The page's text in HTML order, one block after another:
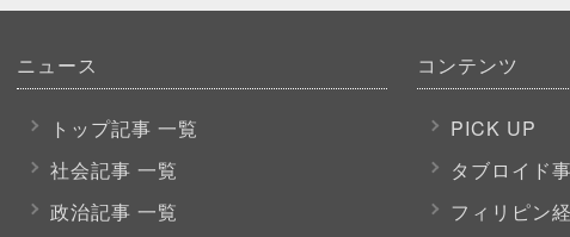
ニュース
トップ記事 一覧
社会記事 一覧
政治記事 一覧
コンテンツ
PICK UP
タブロイド
フィリピン